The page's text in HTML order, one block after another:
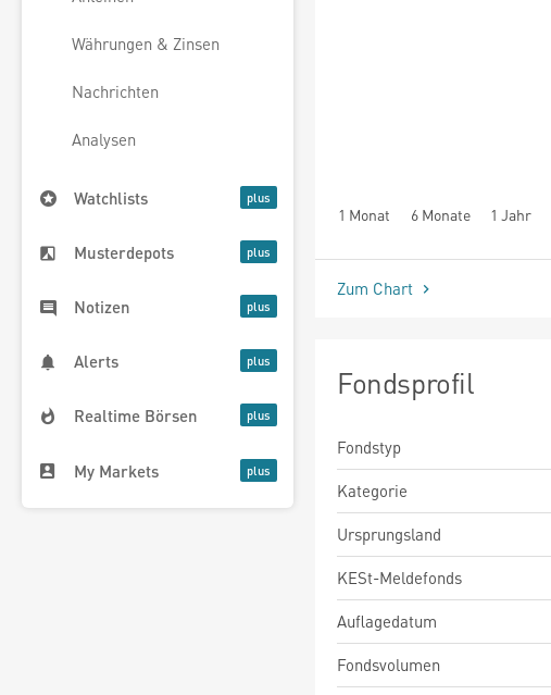
Währungen & Zinsen
Nachrichten
Analysen
Watchlists
Musterdepots
Notizen
Alerts
Realtime Börsen
My Markets
1 Monat 6 Monate 1 Jahr
Zum Chart
Fondsprofil
Fondstyp
Kategorie
Ursprungsland
KESt-Meldefonds
Auflagedatum
Fondsvolumen